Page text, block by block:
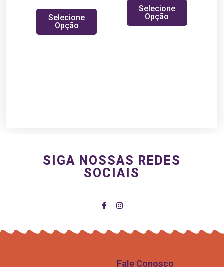
Selecione
Opção
Selecione
Opção
SIGA NOSSAS REDES
SOCIAIS
Fale Conosco